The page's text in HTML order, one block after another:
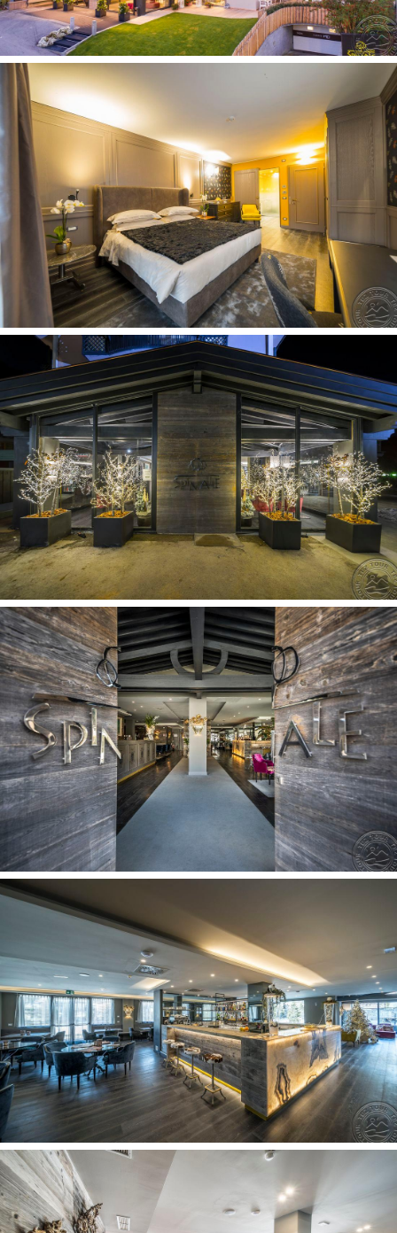
liftas
barai: 1
konferencijų salės: 1
Vaikams
auklė pagal atskirą užklausimą, už papildomą mokestį
Numeryje
plaukų džiovintuvas: yra
vonia arba dušas
numerių tvarkymas: kasdien
patalynės keitimas: 1 kartą per savaitę (savaitės
viduryje)
internetas: Wi-Fi nemokamai
mini baras 1
grindys: kiliminė danga (parketas)
chalatas
rankšluosčių keitimas: 1 kartą per savaitę (savaitės
viduryje)
telefonas
seifas yra
balkonas ne visuose numeriuose
televizorius: palydovinė
šlepetės
Pramogos ir sportas
pirtis nemokamai
kosmetinės procedūros (pirties procedūros) už
papildomą mokestį
masažas už papildomą mokestį
treniruoklių salė nemokamai
sauna nemokamai (suomiška)